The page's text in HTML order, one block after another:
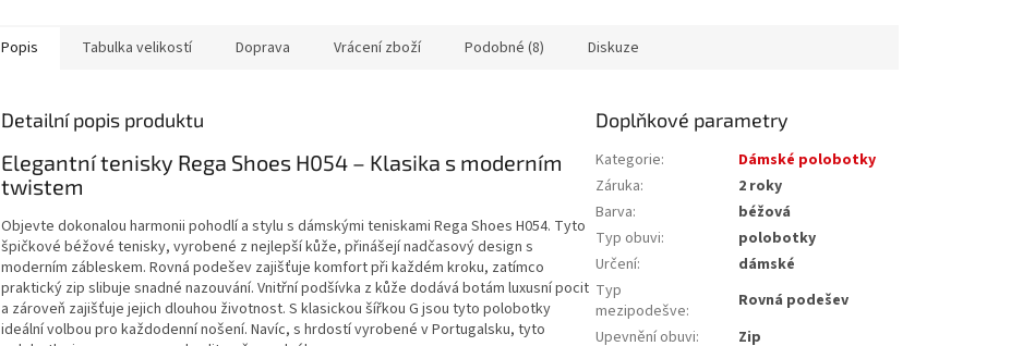
Popis Tabulka velikostí Doprava Vrácení zboží Podobné (8) Diskuze
Detailní popis produktu
Elegantní tenisky Rega Shoes H054 – Klasika s moderním
twistem
Objevte dokonalou harmonii pohodlí a stylu s dámskými teniskami Rega Shoes H054. Tyto
špičkové béžové tenisky, vyrobené z nejlepší kůže, přinášejí nadčasový design s
moderním zábleskem. Rovná podešev zajišťuje komfort při každém kroku, zatímco
praktický zip slibuje snadné nazouvání. Vnitřní podšívka z kůže dodává botám luxusní pocit
a zároveň zajišťuje jejich dlouhou životnost. S klasickou šířkou G jsou tyto polobotky
ideální volbou pro každodenní nošení. Navíc, s hrdostí vyrobené v Portugalsku, tyto
Doplňkové parametry
Kategorie:
Dámské polobotky
Záruka:
2 roky
Barva:
béžová
Typ obuvi:
polobotky
Určení:
dámské
Typ
mezipodešve:
Rovná podešev
Upevnění obuvi:
Zip